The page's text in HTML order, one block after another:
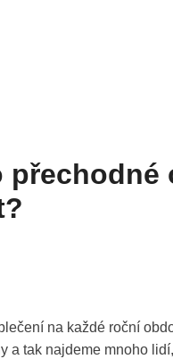
na každé roční
a tak najdeme mnoho